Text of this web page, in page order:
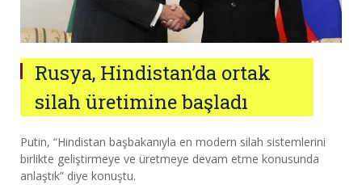
Rusya, Hindistan’da ortak
silah üretimine başladı
Putin, “Hindistan başbakanıyla en modern silah sistemlerini
birlikte geliştirmeye ve üretmeye devam etme konusunda
anlaştık” diye konuştu.